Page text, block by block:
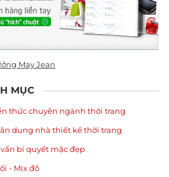
May Jean
MỤC
thức chuyên ngành thời trang
dung nhà thiết kế thời trang
vấn bí quyết mặc đẹp
- Mix đồ